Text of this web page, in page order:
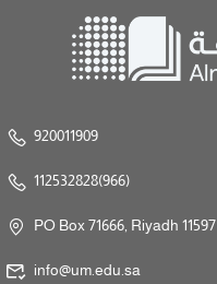
920011909
112532828(966)
PO Box 71666, Riyadh 11597
info@um.edu.sa